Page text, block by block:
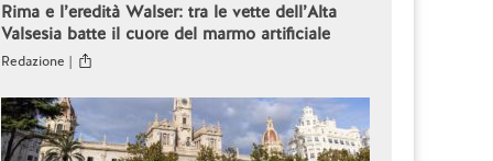
Rima e l’eredità Walser: tra le vette dell’Alta
Valsesia batte il cuore del marmo artificiale
Redazione |